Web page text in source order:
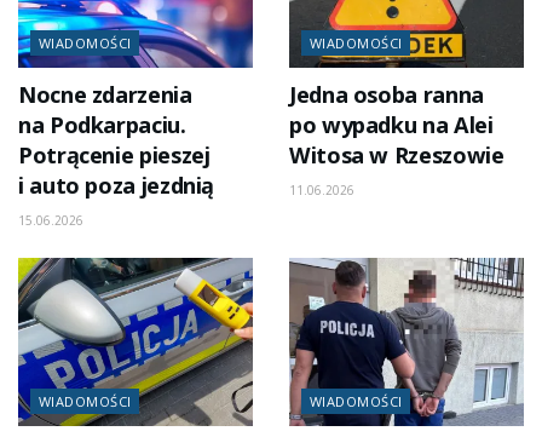
WIADOMOŚCI
Nocne zdarzenia
na Podkarpaciu.
Potrącenie pieszej
i auto poza jezdnią
15.06.2026
WIADOMOŚCI
Jedna osoba ranna
po wypadku na Alei
Witosa w Rzeszowie
11.06.2026
WIADOMOŚCI WIADOMOŚCI